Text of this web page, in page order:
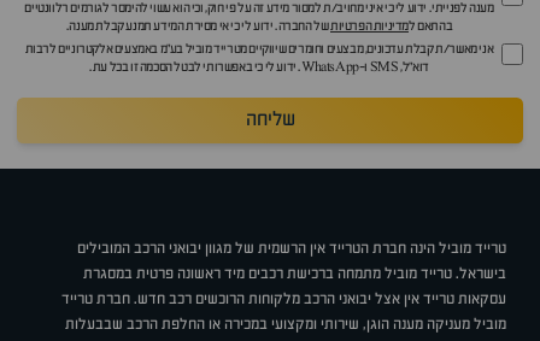
מענה לפנייתי. ידוע לי כי איני מחויב/ת למסור מידע זה על פי חוק, וכי הוא עשוי להימסר לגורמים רלוונטיים
בהתאם למדיניות הפרטיותשל החברה. ידוע לי כי אי מסירת המידע תמנע קבלת מענה.
אני מאשר/ת קבלת עדכונים, מבצעים וחומרים שיווקיים מטרייד מוביל בע"מ באמצעים אלקטרוניים לרבות
דוא״ל, SMS ו-WhatsApp. ידוע לי כי באפשרותי לבטל הסכמה זו בכל עת.
שליחה
טרייד מוביל הינה חברת הטרייד אין הרשמית של מגוון יבואני הרכב המובילים
בישראל. טרייד מוביל מתמחה ברכישת רכבים מיד ראשונה פרטית במסגרת
עסקאות טרייד אין אצל יבואני הרכב מלקוחות הרוכשים רכב חדש. חברת טרייד
מוביל מעניקה מענה הוגן, שירותי ומקצועי במכירה או החלפת הרכב שבבעלות